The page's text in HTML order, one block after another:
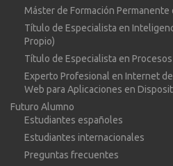
Máster de Formación
Título de Especialista en
Propio)
Título de Especialista en
Experto Profesional en Internet
Web para Aplicaciones en
Futuro Alumno
Estudiantes españoles
Estudiantes internacionales
Preguntas frecuentes